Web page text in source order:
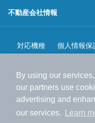
By using our
our partners use
advertising and
our services.
Learn
より
アプ
サクサク
不動産会社情報
対応機種 個人情報保